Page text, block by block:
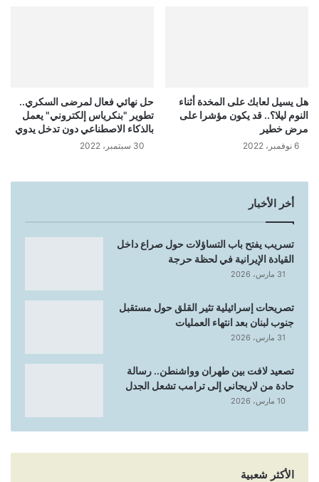
هل يسيل لعابك على المخدة أثناء
النوم ليلا؟.. قد يكون مؤشرا على
مرض خطير
6 نوفمبر، 2022
حل نهائي فعال لمرضى السكري..
تطوير "بنكرياس إلكتروني" يعمل
بالذكاء الاصطناعي دون تدخل يدوي
30 سبتمبر، 2022
أخر الأخبار
تسريب يفتح باب التساؤلات حول صراع داخل
القيادة الإيرانية في لحظة حرجة
31 مارس، 2026
تصريحات إسرائيلية تثير القلق حول مستقبل
جنوب لبنان بعد انتهاء العمليات
31 مارس، 2026
تصعيد لافت بين طهران وواشنطن.. رسالة
حادة من لاريجاني إلى ترامب تشعل الجدل
10 مارس، 2026
الأكثر شعبية